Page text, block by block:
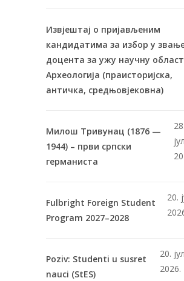
Извјештај о пријављеним
кандидатима за избор у
доцента за ужу научну област
Археологија (праисторијска,
античка, средњовјековна)
Милош Тривунац (1876 —
1944) – први српски
германиста
28.
Fulbright Foreign Student
Program 2027–2028
20.
Poziv: Studenti u susret
nauci (StES)
20.
2026.